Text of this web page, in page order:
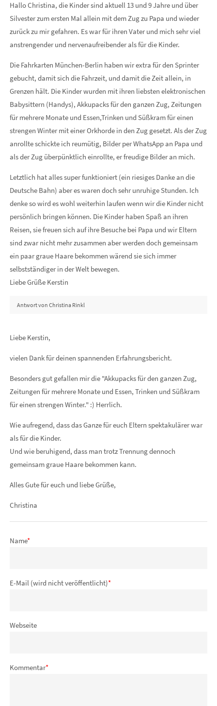
Hallo Christina, die Kinder sind aktuell 13 und 9 Jahre und über
Silvester zum ersten Mal allein mit dem Zug zu Papa und wieder
zurück zu mir gefahren. Es war für ihren Vater und mich sehr viel
anstrengender und nervenaufreibender als für die Kinder.
Die Fahrkarten München-Berlin haben wir extra für den Sprinter
gebucht, damit sich die Fahrzeit, und damit die Zeit allein, in
Grenzen hält. Die Kinder wurden mit ihren liebsten elektronischen
Babysittern (Handys), Akkupacks für den ganzen Zug, Zeitungen
für mehrere Monate und Essen,Trinken und Süßkram für einen
strengen Winter mit einer Orkhorde in den Zug gesetzt. Als der Zug
anrollte schickte ich reumütig, Bilder per WhatsApp an Papa und
als der Zug überpünktlich einrollte, er freudige Bilder an mich.
Letztlich hat alles super funktioniert (ein riesiges Danke an die
Deutsche Bahn) aber es waren doch sehr unruhige Stunden. Ich
denke so wird es wohl weiterhin laufen wenn wir die Kinder nicht
persönlich bringen können. Die Kinder haben Spaß an ihren
Reisen, sie freuen sich auf ihre Besuche bei Papa und wir Eltern
sind zwar nicht mehr zusammen aber werden doch gemeinsam
ein paar graue Haare bekommen wärend sie sich immer
selbstständiger in der Welt bewegen.
Liebe Grüße Kerstin
Antwort von Christina Rinkl
Liebe Kerstin,
vielen Dank für deinen spannenden Erfahrungsbericht.
Besonders gut gefallen mir die "Akkupacks für den ganzen Zug,
Zeitungen für mehrere Monate und Essen, Trinken und Süßkram
für einen strengen Winter." :) Herrlich.
Wie aufregend, dass das Ganze für euch Eltern spektakulärer war
als für die Kinder.
Und wie beruhigend, dass man trotz Trennung dennoch
gemeinsam graue Haare bekommen kann.
Alles Gute für euch und liebe Grüße,
Christina
Name*
E-Mail (wird nicht veröffentlicht)*
Webseite
Kommentar*